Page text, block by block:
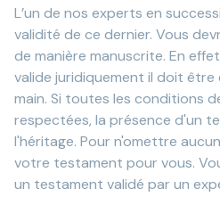
L’un de nos experts en
validité de ce dernier. Vous
de manière manuscrite. En
valide juridiquement il doit
main. Si toutes les conditions
respectées, la présence d'un
l'héritage. Pour n'omettre
votre testament pour vous.
un testament validé par un